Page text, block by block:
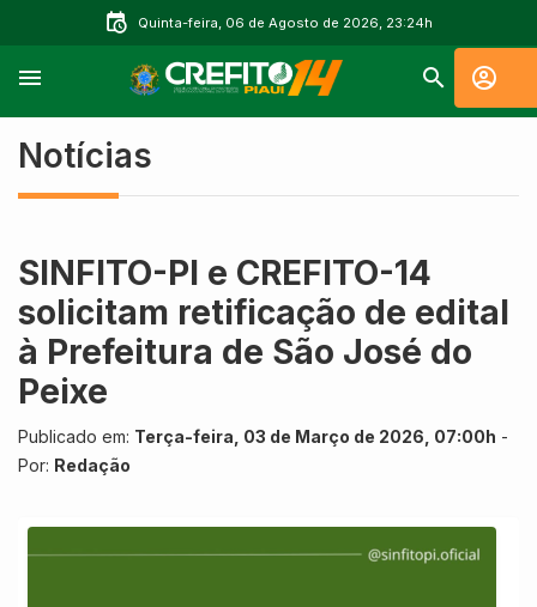
Quinta-feira, 06 de Agosto de 2026, 23:24h
Notícias
SINFITO-PI e CREFITO-14
solicitam retificação de edital
à Prefeitura de São José do
Peixe
Publicado em: Terça-feira, 03 de Março de 2026, 07:00h -
Por: Redação